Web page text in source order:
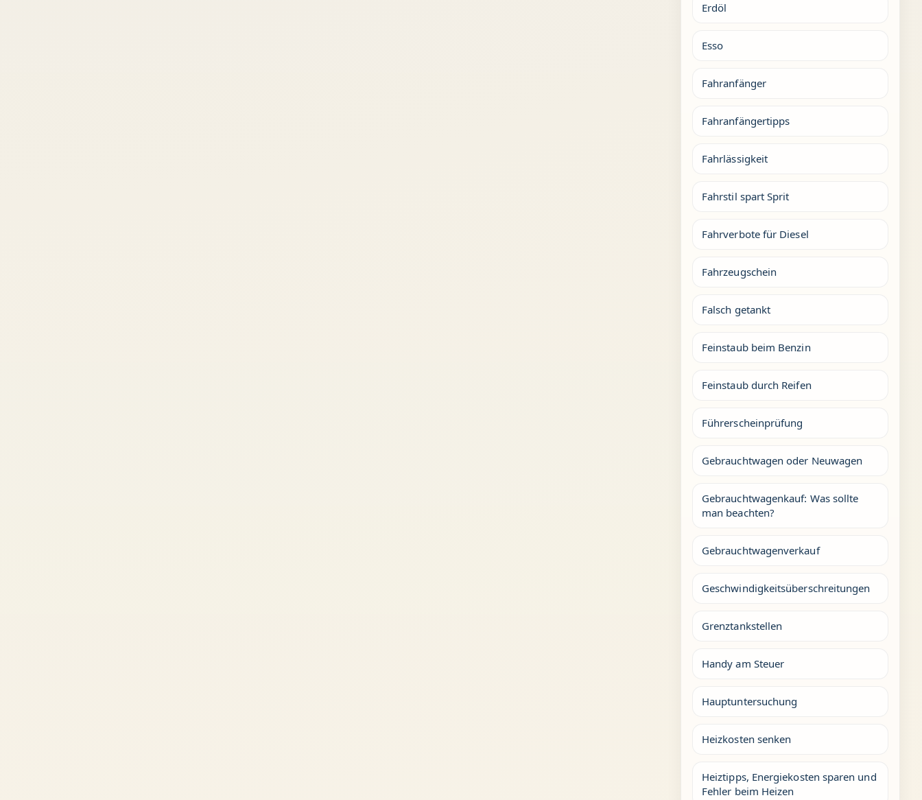
Erdöl
Esso
Fahranfänger
Fahranfängertipps
Fahrlässigkeit
Fahrstil spart Sprit
Fahrverbote für Diesel
Fahrzeugschein
Falsch getankt
Feinstaub beim Benzin
Feinstaub durch Reifen
Führerscheinprüfung
Gebrauchtwagen oder Neuwagen
Gebrauchtwagenkauf: Was sollte
man beachten?
Gebrauchtwagenverkauf
Geschwindigkeitsüberschreitungen
Grenztankstellen
Handy am Steuer
Hauptuntersuchung
Heizkosten senken
Heiztipps, Energiekosten sparen und
Fehler beim Heizen